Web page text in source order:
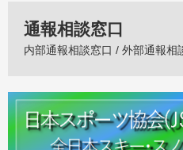
通報相談窓口
内部通報相談窓口 / 外部通報相